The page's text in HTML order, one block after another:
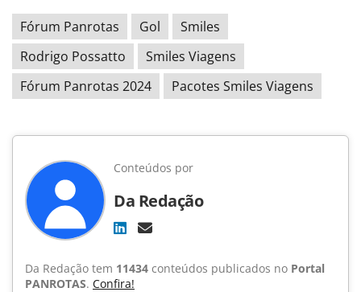
Fórum Panrotas Gol
Smiles
Rodrigo Possatto
Smiles Viagens
Fórum Panrotas 2024
Pacotes Smiles Viagens
Conteúdos por
Da Redação
Da Redação tem 11434 conteúdos publicados no Portal
PANROTAS. Confira!